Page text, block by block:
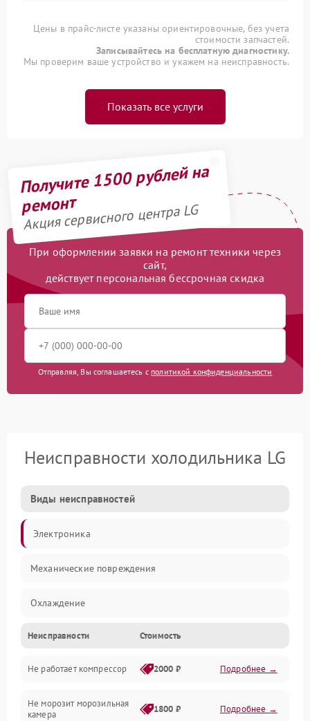
Цены в прайс-листе указаны ориентировочные, без учета
стоимости запчастей.
Записывайтесь на бесплатную диагностику.
Мы проверим ваше устройство и укажем на неисправность.
Показать все услуги
Получите 1500 рублей на
ремонт
Акция сервисного центра LG
При оформлении заявки на ремонт техники через
сайт,
действует персональная бессрочная скидка
Отправляя, Вы соглашаетесь с политикой конфиденциальности
Неисправности холодильника LG
Виды неисправностей
Электроника
Механические повреждения
Охлаждение
Механика
Электропитание
Дренаж
Неисправности Стоимость
Не работает компрессор 2000 ₽ Подробнее →
Не морозит морозильная
камера
1800 ₽ Подробнее →